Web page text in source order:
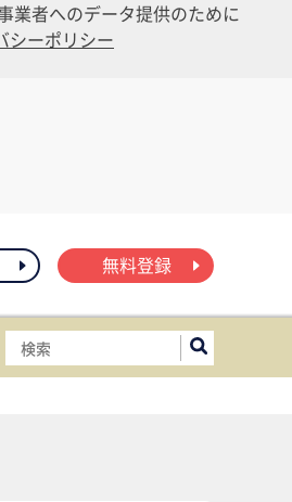
業者へのデータ提供のために
シーポリシー
無料登録